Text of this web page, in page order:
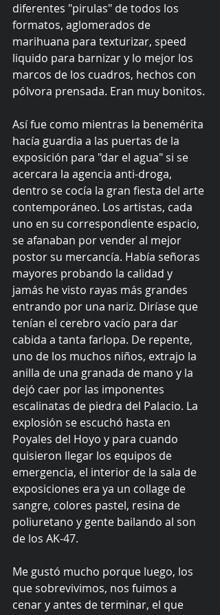
diferentes "pirulas" de todos los
formatos, aglomerados de
marihuana para texturizar, speed
liquido para barnizar y lo mejor los
marcos de los cuadros, hechos con
pólvora prensada. Eran muy bonitos.
Así fue como mientras la benemérita
hacía guardia a las puertas de la
exposición para "dar el agua" si se
acercara la agencia anti-droga,
dentro se cocía la gran fiesta del arte
contemporáneo. Los artistas, cada
uno en su correspondiente espacio,
se afanaban por vender al mejor
postor su mercancía. Había señoras
mayores probando la calidad y
jamás he visto rayas más grandes
entrando por una nariz. Diríase que
tenían el cerebro vacío para dar
cabida a tanta farlopa. De repente,
uno de los muchos niños, extrajo la
anilla de una granada de mano y la
dejó caer por las imponentes
escalinatas de piedra del Palacio. La
explosión se escuchó hasta en
Poyales del Hoyo y para cuando
quisieron llegar los equipos de
emergencia, el interior de la sala de
exposiciones era ya un collage de
sangre, colores pastel, resina de
poliuretano y gente bailando al son
de los AK-47.
Me gustó mucho porque luego, los
que sobrevivimos, nos fuimos a
cenar y antes de terminar, el que